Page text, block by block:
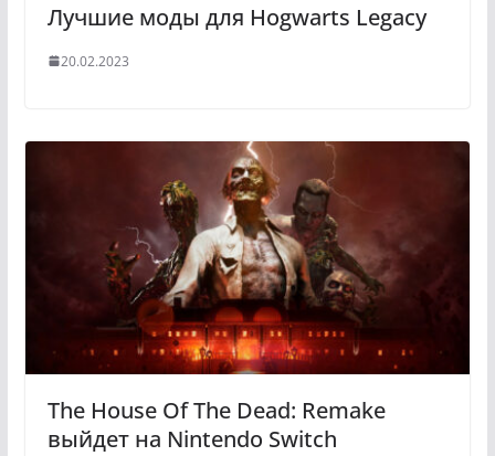
Лучшие моды для Hogwarts Legacy
20.02.2023
The House Of The Dead: Remake
выйдет на Nintendo Switch